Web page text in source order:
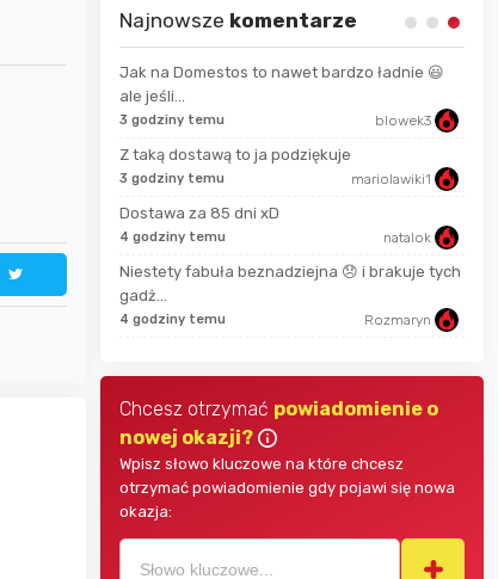
Najnowsze komentarze
Jak na Domestos to nawet bardzo ładnie 😃
ale jeśli...
3 godziny temu blowek3
Z taką dostawą to ja podziękuje
3 godziny temu mariolawiki1
Dostawa za 85 dni xD
4 godziny temu natalok
Niestety fabuła beznadziejna 😞 i brakuje tych
gadż...
4 godziny temu Rozmaryn
Chcesz otrzymać powiadomienie o
nowej okazji?
Wpisz słowo kluczowe na które chcesz
otrzymać powiadomienie gdy pojawi się nowa
okazja: